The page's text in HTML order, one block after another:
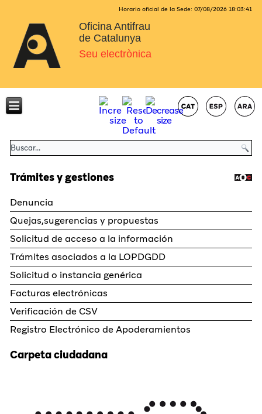
Horario oficial de la Sede: 07/08/2026 18:03:41
Oficina Antifrau
de Catalunya
Seu electrònica
Trámites y gestiones
Denuncia
Quejas,sugerencias y propuestas
Solicitud de acceso a la información
Trámites asociados a la LOPDGDD
Solicitud o instancia genérica
Facturas electrónicas
Verificación de CSV
Registro Electrónico de Apoderamientos
Carpeta ciudadana